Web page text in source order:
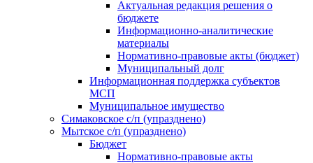
Актуальная редакция решения о
бюджете
Информационно-аналитические
материалы
Нормативно-правовые акты (бюджет)
Муниципальный долг
Информационная поддержка субъектов
МСП
Муниципальное имущество
Симаковское с/п (упразднено)
Мытское с/п (упразднено)
Бюджет
Нормативно-правовые акты